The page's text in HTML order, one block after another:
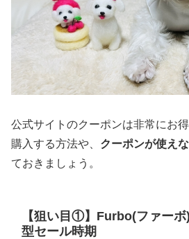
公式サイトのクーポンは非常にお
購入する方法や、 クーポンが使え
ておきましょう。
【狙い目①】Furbo(ファー
型セール時期